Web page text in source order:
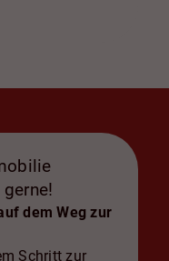
dem Weg zur
Schritt zur